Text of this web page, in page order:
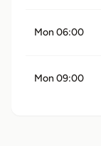
Mon 06:00
Mon 09:00